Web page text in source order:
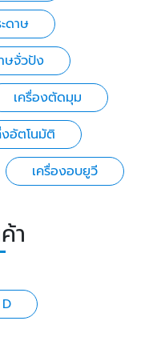
ดาษ
ษจั่วปัง
เครื่องตัดมุม
อัตโนมัติ
เครื่องอบยูวี
า